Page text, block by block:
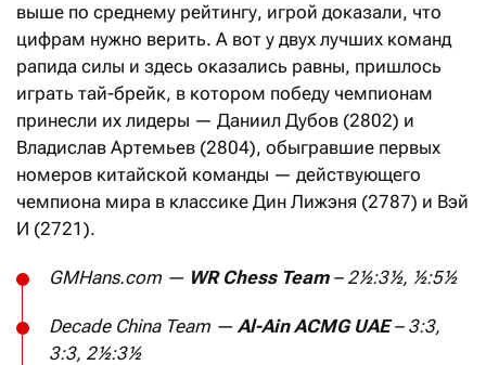
выше по среднему рейтингу, игрой доказали, что
цифрам нужно верить. А вот у двух лучших команд
рапида силы и здесь оказались равны, пришлось
играть тай-брейк, в котором победу чемпионам
принесли их лидеры — Даниил Дубов (2802) и
Владислав Артемьев (2804), обыгравшие первых
номеров китайской команды — действующего
чемпиона мира в классике Дин Лижэня (2787) и Вэй
И (2721).
GMHans.com — WR Chess Team – 2½:3½, ½:5½
Decade China Team — Al-Ain ACMG UAE– 3:3,
3:3, 2½:3½